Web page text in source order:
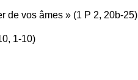
de vos âmes » (1 P 2, 20b-25)
1-10)